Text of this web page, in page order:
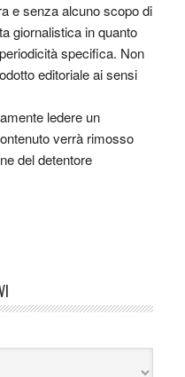
e senza alcuno scopo di
giornalistica in quanto
specifica. Non
editoriale ai sensi
ledere un
verrà rimosso
del detentore